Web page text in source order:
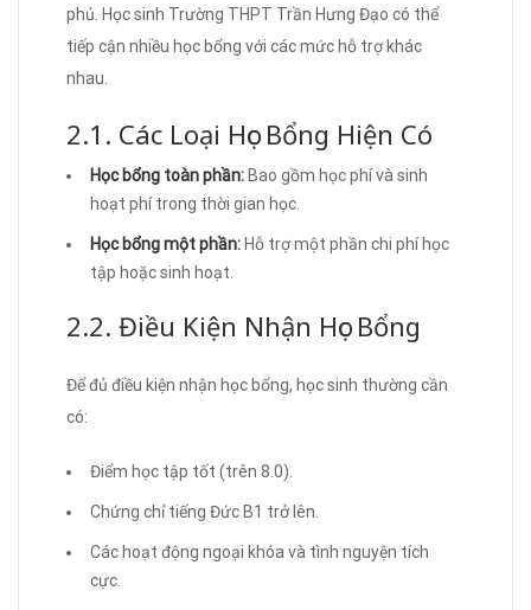
phủ. Học sinh Trường THPT Trần Hưng Đạo có thể
tiếp cận nhiều học bổng với các mức hỗ trợ khác
nhau.
2.1. Các Loại Học Bổng Hiện Có
Học bổng toàn phần: Bao gồm học phí và sinh
hoạt phí trong thời gian học.
Học bổng một phần: Hỗ trợ một phần chi phí học
tập hoặc sinh hoạt.
2.2. Điều Kiện Nhận Học Bổng
Để đủ điều kiện nhận học bổng, học sinh thường cần
có:
Điểm học tập tốt (trên 8.0).
Chứng chỉ tiếng Đức B1 trở lên.
Các hoạt động ngoại khóa và tình nguyện tích
cực.